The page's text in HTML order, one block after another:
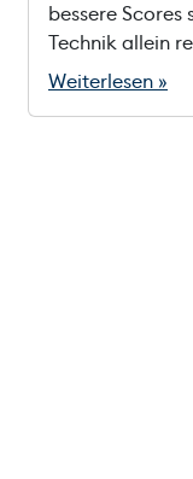
bessere Scores
Technik allein
Weiterlesen »